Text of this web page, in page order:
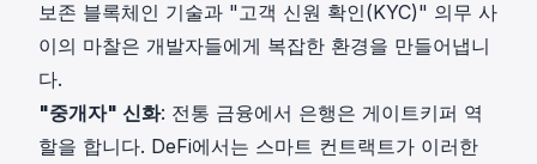
보존 블록체인 기술과 "고객 신원 확인(KYC)" 의무 사
이의 마찰은 개발자들에게 복잡한 환경을 만들어냅니
다.
"중개자" 신화: 전통 금융에서 은행은 게이트키퍼 역
할을 합니다. DeFi에서는 스마트 컨트랙트가 이러한